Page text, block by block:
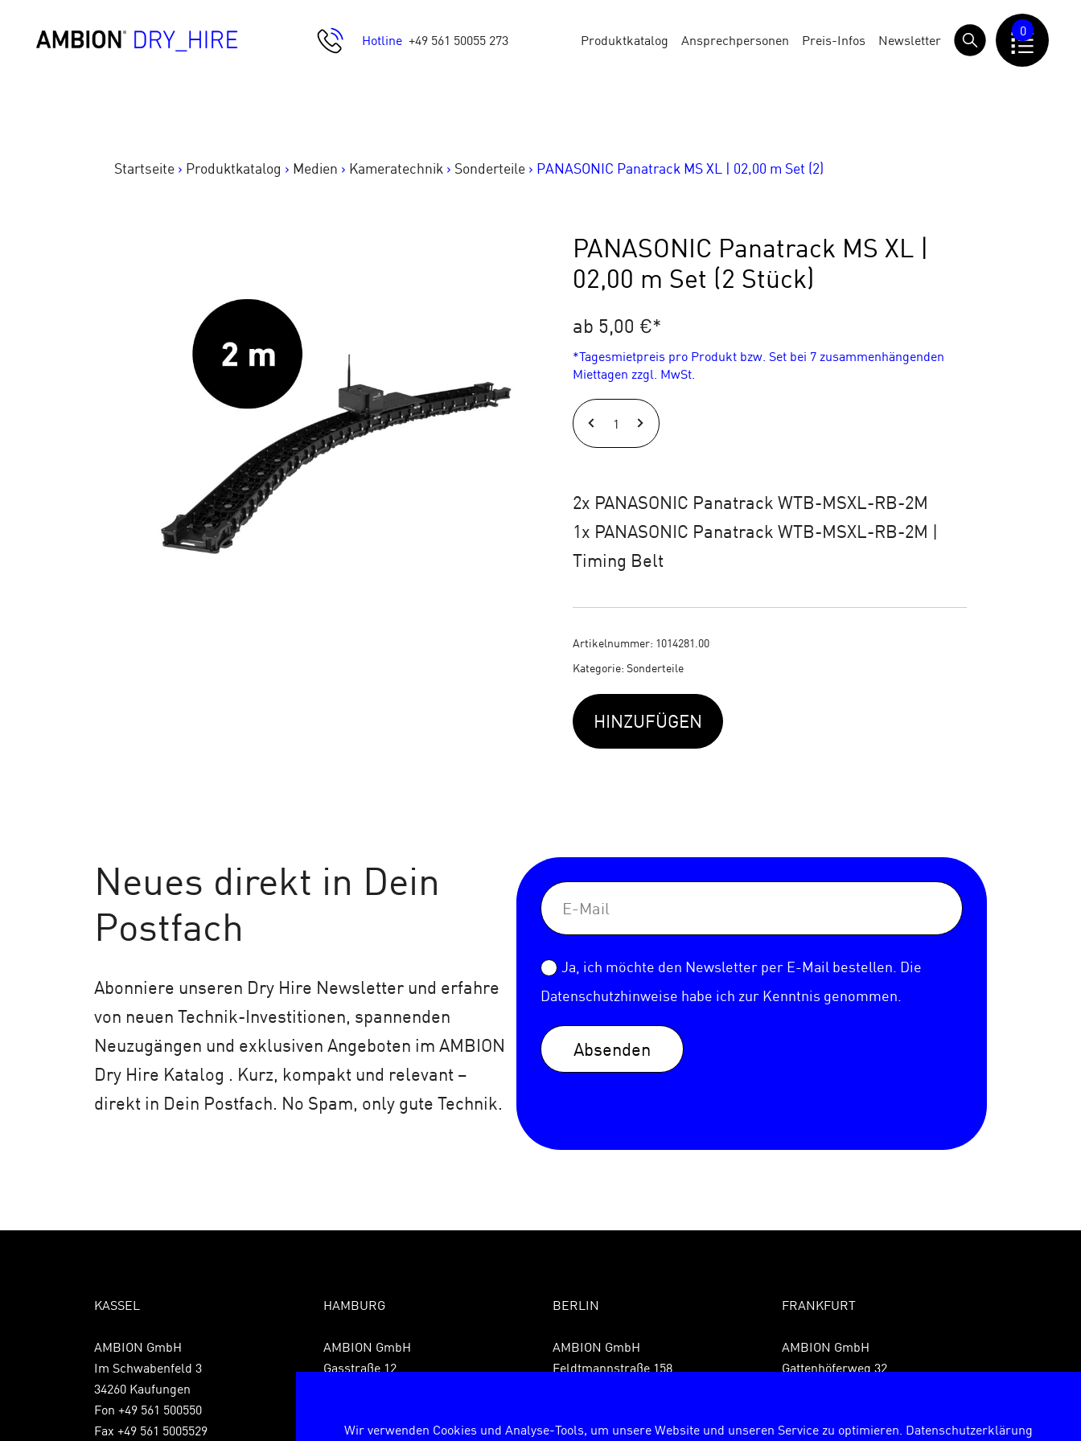
Wir verwenden Cookies und Analyse-Tools, um unsere Website und unseren Service zu optimieren. Datenschutzerklärung
Hotline+49 561 50055 273 Produktkatalog Ansprechpersonen Preis-Infos Newsletter
0
Startseite > Produktkatalog > Medien > Kameratechnik > Sonderteile > PANASONIC Panatrack MS XL | 02,00 m Set (2)
PANASONIC Panatrack MS XL |
02,00 m Set (2 Stück)
ab 5,00 €*
*Tagesmietpreis pro Produkt bzw. Set bei 7 zusammenhängenden
Miettagen zzgl. MwSt.
PANASONIC
Panatrack
XL
|
02,00
(2)
Menge
2x PANASONIC Panatrack WTB-MSXL-RB-2M
1x PANASONIC Panatrack WTB-MSXL-RB-2M |
Timing Belt
Artikelnummer: 1014281.00
Kategorie: Sonderteile
HINZUFÜGEN
Neues direkt in Dein
Postfach
Abonniere unseren Dry Hire Newsletter und erfahre
von neuen Technik-Investitionen, spannenden
Neuzugängen und exklusiven Angeboten im AMBION
Dry Hire Katalog . Kurz, kompakt und relevant –
direkt in Dein Postfach. No Spam, only gute Technik.
Ja, ich möchte den Newsletter per E-Mail bestellen. Die
Datenschutzhinweise habe ich zur Kenntnis genommen.
Absenden
KASSEL
AMBION GmbH
Im Schwabenfeld 3
34260 Kaufungen
Fon +49 561 500550
Fax +49 561 5005529
HAMBURG
AMBION GmbH
Gasstraße 12
Fax +49 40 8550758599
BERLIN
AMBION GmbH
Feldtmannstraße 158
Fax +49 30 726278429
FRANKFURT
AMBION GmbH
Gattenhöferweg 32
Fax +49 6171 9891529